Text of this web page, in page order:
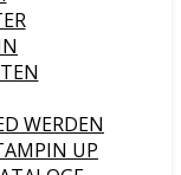
WERDEN
UP